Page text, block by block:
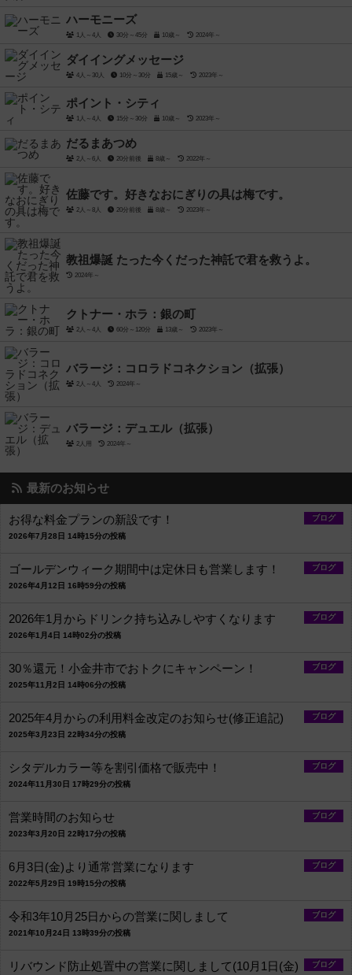
ハーモニーズ
1人～4人 30分～45分 10歳～ 2024年～
ダイイングメッセージ
4人～30人 10分～30分 15歳～ 2023年～
ポイント・シティ
1人～4人 15分～30分 10歳～ 2023年～
だるまあつめ
2人～6人 20分前後 8歳～ 2022年～
佐藤です。好きなおにぎりの具は梅です。
2人～8人 20分前後 8歳～ 2023年～
教祖爆誕 たった今くだった神託で君を救うよ。
2024年～
クトナー・ホラ：銀の町
2人～4人 60分～120分 13歳～ 2023年～
バラージ：コロラドコネクション（拡張）
2人～4人 2024年～
バラージ：デュエル（拡張）
2人用 2024年～
最新のお知らせ
ブログ
お得な料金プランの新設です！
2026年7月28日 14時15分の投稿
ブログ
ゴールデンウィーク期間中は定休日も営業します！
2026年4月12日 16時59分の投稿
ブログ
2026年1月からドリンク持ち込みしやすくなります
2026年1月4日 14時02分の投稿
ブログ
30％還元！小金井市でおトクにキャンペーン！
2025年11月2日 14時06分の投稿
ブログ
2025年4月からの利用料金改定のお知らせ(修正追記)
2025年3月23日 22時34分の投稿
ブログ
シタデルカラー等を割引価格で販売中！
2024年11月30日 17時29分の投稿
ブログ
営業時間のお知らせ
2023年3月20日 22時17分の投稿
ブログ
6月3日(金)より通常営業になります
2022年5月29日 19時15分の投稿
ブログ
令和3年10月25日からの営業に関しまして
2021年10月24日 13時39分の投稿
ブログ
リバウンド防止処置中の営業に関しまして(10月1日(金)